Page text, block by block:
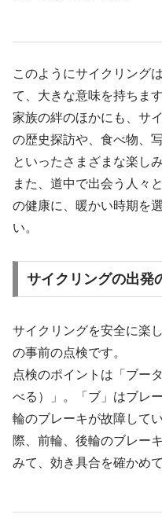
このようにサイクリング
て、大きな意味を持ちます
家族の絆のほかにも、サ
の歴史探訪や、食べ物、
といったさまざまな楽し
また、道中で出会う人々
の健康に、暖かい時期を
い。
サイクリングの出発
サイクリングを安全に楽
の事前の点検です。
点検のポイントは「ブー
べる）」。「ブ」はブレ
輪のブレーキが故障して
際、前輪、後輪のブレー
みて、効き具合を確かめ